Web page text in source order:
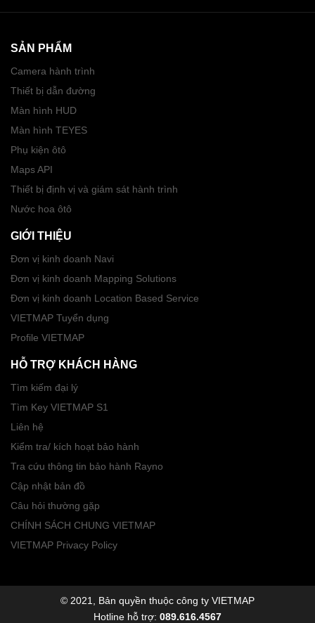
SẢN PHẨM
Camera hành trình
Thiết bị dẫn đường
Màn hình HUD
Màn hình TEYES
Phụ kiện ôtô
Maps API
Thiết bị định vị và giám sát hành trình
Nước hoa ôtô
GIỚI THIỆU
Đơn vị kinh doanh Navi
Đơn vị kinh doanh Mapping Solutions
Đơn vị kinh doanh Location Based Service
VIETMAP Tuyển dụng
Profile VIETMAP
HỖ TRỢ KHÁCH HÀNG
Tìm kiếm đại lý
Tìm Key VIETMAP S1
Liên hệ
Kiểm tra/ kích hoạt bảo hành
Tra cứu thông tin bảo hành Rayno
Cập nhật bản đồ
Câu hỏi thường gặp
CHÍNH SÁCH CHUNG VIETMAP
VIETMAP Privacy Policy
© 2021, Bản quyền thuộc công ty VIETMAP
Hotline hỗ trợ: 089.616.4567